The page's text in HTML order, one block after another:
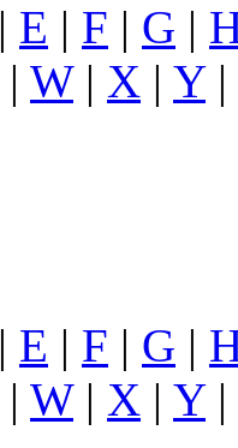
| E | F | G |
W| X | Y|
| E | F | G |
W| X | Y|